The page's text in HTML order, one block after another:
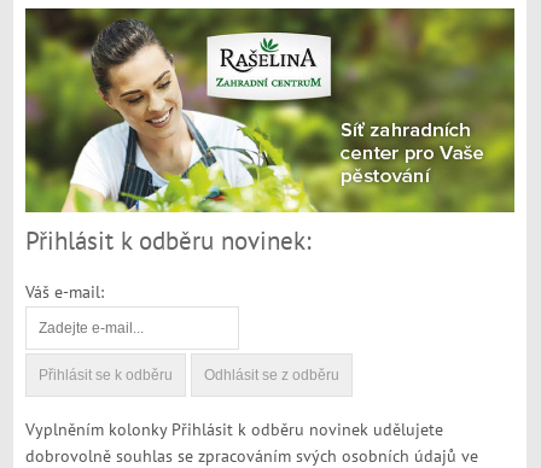
Přihlásit k odběru novinek:
Váš e-mail:
Vyplněním kolonky Přihlásit k odběru novinek udělujete
dobrovolně souhlas se zpracováním svých osobních údajů ve